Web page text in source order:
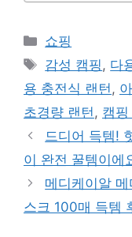
카
테
리
쇼핑
태
그
감성 캠핑, 다
용 충전식 랜턴,
초경량 랜턴, 캠핑
드디어 득템!
이 완전 꿀템이에
메디케이알
스크 100매 득템